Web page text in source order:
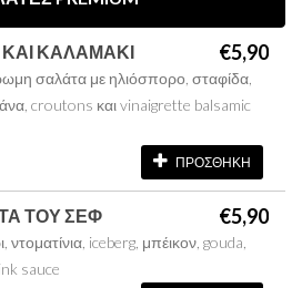
ΚΑΛΑΜΑΚΙ €5,90
σαλάτα με ηλιόσπορο, σταφίδα,
croutons και vinaigrette balsamic
ΠΡΟΣΘΗΚΗ
ΤΟΥ ΣΕΦ €5,90
ντοματίνια, iceberg, μπέικον, gouda,
sauce